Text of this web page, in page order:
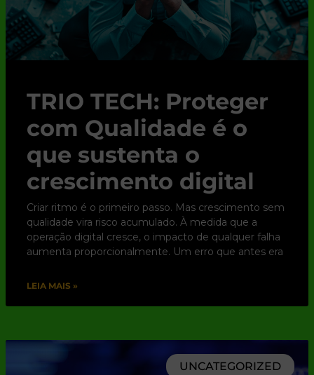
TRIO TECH: Proteger
com Qualidade é o
que sustenta o
crescimento digital
Criar ritmo é o primeiro passo. Mas crescimento sem
qualidade vira risco acumulado. À medida que a
operação digital cresce, o impacto de qualquer falha
aumenta proporcionalmente. Um erro que antes era
LEIA MAIS »
UNCATEGORIZED